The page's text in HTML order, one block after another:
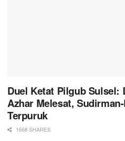
Duel Ketat Pilgub Sulsel:
Azhar Melesat,
Terpuruk
1668 SHARES